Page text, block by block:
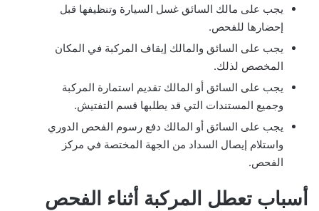
يجب على مالك السائق غسل السيارة وتنظيفها قبل
إحضارها للفحص.
يجب على السائق والمالك إيقاف المركبة في المكان
المخصص لذلك.
يجب على السائق أو المالك تقديم استمارة المركبة
وجميع المستندات التي قد يطلبها قسم التفتيش.
يجب على السائق أو المالك دفع رسوم الفحص الدوري
واستلام إيصال السداد من الجهة المختصة في مركز
الفحص.
أسباب تعطل المركبة أثناء الفحص